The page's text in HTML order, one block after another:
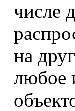
числе
на
любое